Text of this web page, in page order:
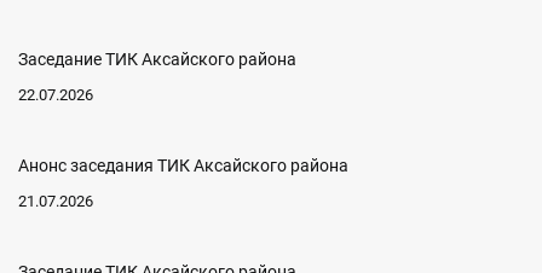
Заседание ТИК Аксайского района
22.07.2026
Анонс заседания ТИК Аксайского района
21.07.2026